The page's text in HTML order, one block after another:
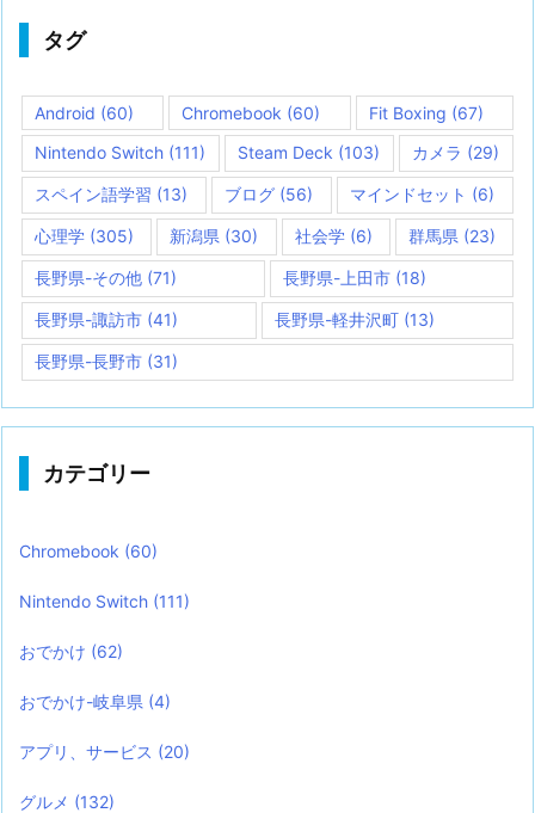
タグ
Android (60) Chromebook (60) Fit Boxing (67)
Nintendo Switch (111) Steam Deck (103) カメラ (29)
スペイン語学習 (13) ブログ (56) マインドセット (6)
心理学 (305) 新潟県 (30) 社会学(6) 群馬県 (23)
長野県-その他 (71) 長野県-上田市(18)
長野県-諏訪市 (41) 長野県-軽井沢町 (13)
長野県-長野市 (31)
カテゴリー
Chromebook (60)
Nintendo Switch (111)
おでかけ (62)
おでかけ-岐阜県 (4)
アプリ、サービス (20)
グルメ (132)